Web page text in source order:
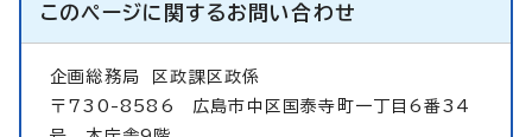
このページに関するお問い合わせ
企画総務局
区政課区政係
〒730-8586 広島市中区国泰寺町一丁目6番34